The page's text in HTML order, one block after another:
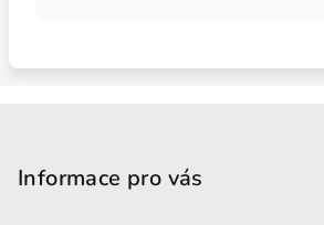
Informace pro vás